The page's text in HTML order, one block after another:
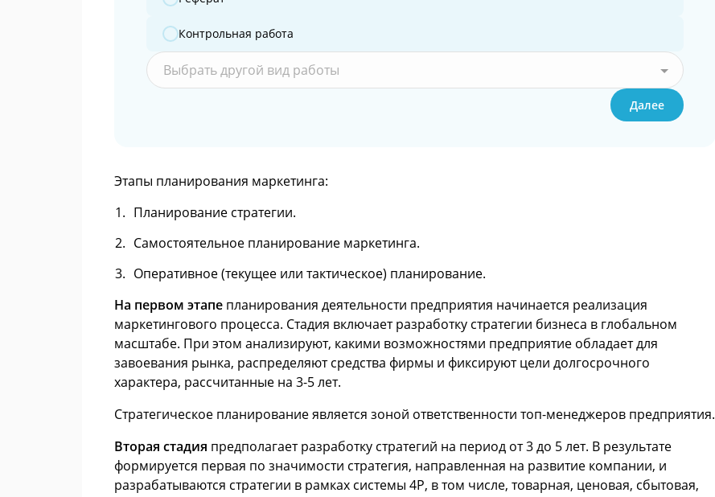
Контрольная работа
Выбрать другой вид работы
Далее
Этапы планирования маркетинга:
Планирование стратегии.
Самостоятельное планирование маркетинга.
Оперативное (текущее или тактическое) планирование.
На первом этапе планирования деятельности предприятия начинается реализация
маркетингового процесса. Стадия включает разработку стратегии бизнеса в глобальном
масштабе. При этом анализируют, какими возможностями предприятие обладает для
завоевания рынка, распределяют средства фирмы и фиксируют цели долгосрочного
характера, рассчитанные на 3-5 лет.
Стратегическое планирование является зоной ответственности топ-менеджеров предприятия.
Вторая стадия предполагает разработку стратегий на период от 3 до 5 лет. В результате
формируется первая по значимости стратегия, направленная на развитие компании, и
разрабатываются стратегии в рамках системы 4Р, в том числе, товарная, ценовая, сбытовая,